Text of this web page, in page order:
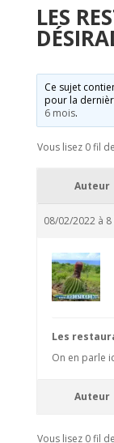
LES
Ce sujet
pour la
6 mois.
Vous lisez 0 fil
Auteur
08/02/2022 à 8
Les
On en parle
Auteur
Vous lisez 0 fil